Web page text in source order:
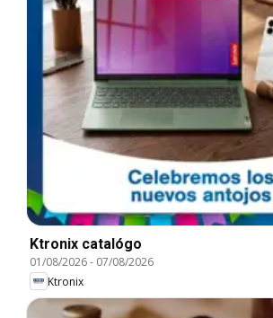
Ktronix catalógo
01/08/2026- 07/08/2026
Ktronix